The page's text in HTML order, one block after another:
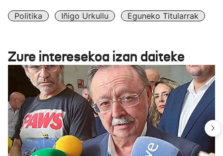
Politika Iñigo Urkullu Eguneko Titularrak
Zure interesekoa izan daiteke